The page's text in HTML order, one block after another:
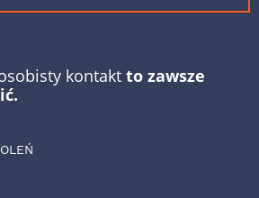
kontakt to zawsze